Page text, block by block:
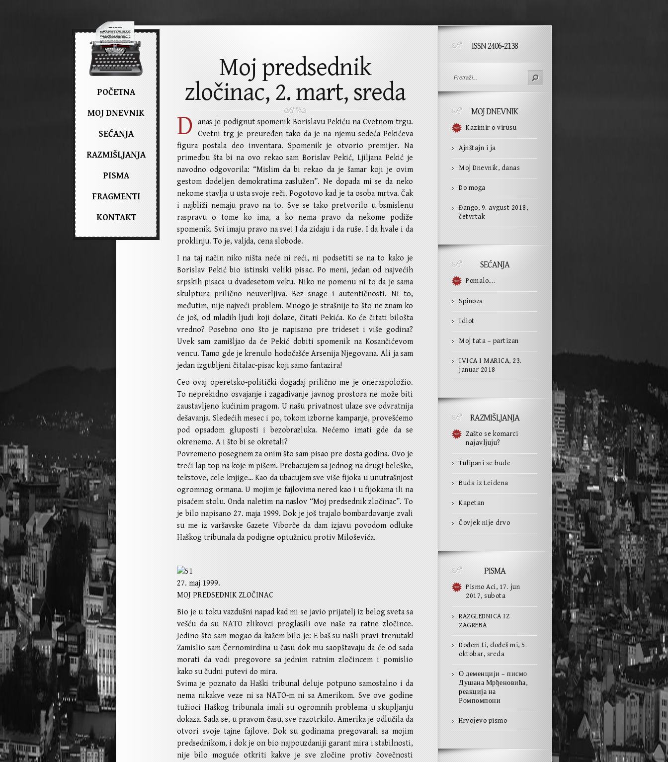
POČETNA
MOJ DNEVNIK
SEĆANJA
RAZMIŠLJANJA
PISMA
FRAGMENTI
KONTAKT
Moj predsednik
zločinac, 2. mart, sreda
D anas je podignut spomenik Borislavu Pekiću na Cvetnom trgu.
Cvetni trg je preuređen tako da je na njemu sedeća Pekićeva
figura postala deo inventara. Spomenik je otvorio premijer. Na
primedbu šta bi na ovo rekao sam Borislav Pekić, Ljiljana Pekić je
navodno odgovorila: “Mislim da bi rekao da je šamar koji je ovim
gestom dodeljen demokratima zaslužen”. Ne dopada mi se da neko
nekome stavlja u usta svoje reči. Pogotovo kad je ta osoba mrtva. Čak
i najbliži nemaju pravo na to. Sve se tako pretvorilo u bsmislenu
raspravu o tome ko ima, a ko nema pravo da nekome podiže
spomenik. Svi imaju pravo na sve! I da zidaju i da ruše. I da hvale i da
proklinju. To je, valjda, cena slobode.
I na taj način niko ništa neće ni reći, ni podsetiti se na to kako je
Borislav Pekić bio istinski veliki pisac. Po meni, jedan od najvećih
srpskih pisaca u dvadesetom veku. Niko ne pomenu ni to da je sama
skulptura prilično neuverljiva. Bez snage i autentičnosti. Ni to,
međutim, nije najveći problem. Mnogo je strašnije to što ne znam ko
će još, od mladih ljudi koji dolaze, čitati Pekića. Ko će čitati bilošta
vredno? Posebno ono što je napisano pre trideset i više godina?
Uvek sam zamišljao da će Pekić dobiti spomenik na Kosančićevom
vencu. Tamo gde je krenulo hodočašće Arsenija Njegovana. Ali ja sam
jedan izgubljeni čitalac-pisac koji samo fantazira!
Ceo ovaj operetsko-politički događaj prilično me je oneraspoložio.
To neprekidno osvajanje i zagađivanje javnog prostora ne može biti
zaustavljeno kućinim pragom. U našu privatnost ulaze sve odvratnija
dešavanja. Sledećih mesec i po, tokom izborne kampanje, provešćemo
pod opsadom gluposti i bezobrazluka. Nećemo imati gde da se
okrenemo. A i što bi se okretali?
Povremeno posegnem za onim što sam pisao pre dosta godina. Ovo je
treći lap top na koje m pišem. Prebacujem sa jednog na drugi beleške,
tekstove, cele knjige… Kao da ubacujem sve više fijoka u unutrašnjost
ogromnog ormana. U mojim je fajlovima nered kao i u fijokama ili na
pisaćem stolu. Onda naletim na naslov “Moj predsednik zločinac”. To
je bilo napisano 27. maja 1999. Dok je još trajalo bombardovanje zvali
su me iz varšavske Gazete Viborče da dam izjavu povodom odluke
Haškog tribunala da podigne optužnicu protiv Miloševića.
27. maj 1999.
MOJ PREDSEDNIK ZLOČINAC
Bio je u toku vazdušni napad kad mi se javio prijatelj iz belog sveta sa
vešću da su NATO zlikovci proglasili ove naše za ratne zločince.
Jedino što sam mogao da kažem bilo je: E baš su našli pravi trenutak!
Zamislio sam Černomirdina u času dok mu saopštavaju da će od sada
morati da vodi pregovore sa jednim ratnim zločincem i pomislio
kako su čudni putevi do mira.
Svima je poznato da Haški tribunal deluje potpuno samostalno i da
nema nikakve veze ni sa NATO-m ni sa Amerikom. Sve ove godine
tužioci Haškog tribunala imali su ogromnih problema u skupljanju
dokaza. Sada se, u pravom času, sve razotrkilo. Amerika je odlučila da
otvori svoje tajne fajlove. Dok su godinama pregovarali sa mojim
predsednikom, i dok je on bio najpouzdaniji garant mira i stabilnosti,
nije bilo moguće otkriti kakve je sve zločine protiv čovečnosti
ISSN 2406-2138
MOJ DNEVNIK
Kazimir o virusu
Ajnštajn i ja
Moj Dnevnik, danas
Do moga
Đango, 9. avgust 2018,
četvrtak
SEĆANJA
Pomalo….
Spinoza
Idiot
Moj tata – partizan
IVICA I MARICA, 23.
januar 2018
RAZMIŠLJANJA
Zašto se komarci
najavljuju?
Tulipani se bude
Buda iz Leidena
Kapetan
Čovjek nije drvo
PISMA
Pismo Aci, 17. jun
2017, subota
RAZGLEDNICA IZ
ZAGREBA
Dođem ti, dođeš mi, 5.
oktobar, sreda
О деменцији – писмо
Душана Мрђеновића,
реакција на
Ромпомпони
Hrvojevo pismo